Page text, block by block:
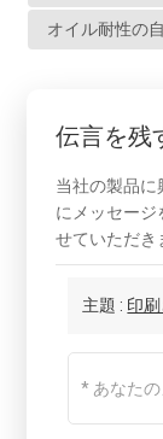
オイル耐性の
伝言を残
当社の製品に
にメッセージ
せていただき
主題 : 印